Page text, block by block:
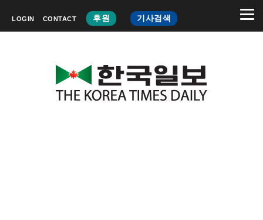
LOGIN CONTACT 후원 기사검색